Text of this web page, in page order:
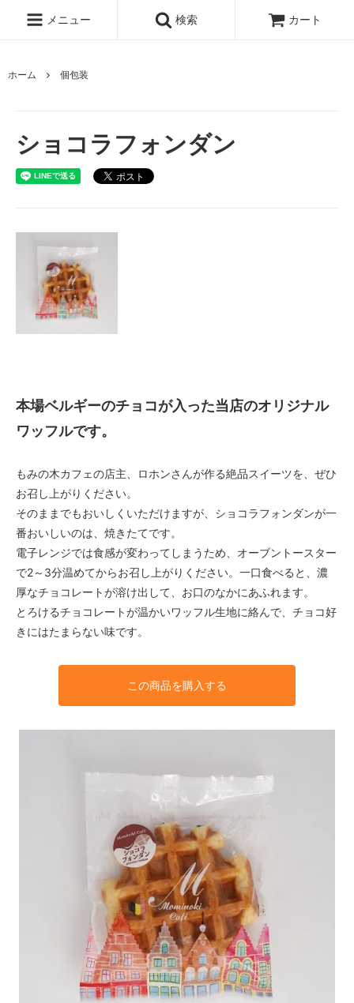
メニュー 検索 カート
ホーム 個包装
ショコラフォンダン
本場ベルギーのチョコが入った当店のオリジナル
ワッフルです。
もみの木カフェの店主、ロホンさんが作る絶品スイーツを、ぜひ
お召し上がりください。
そのままでもおいしくいただけますが、ショコラフォンダンが一
番おいしいのは、焼きたてです。
電子レンジでは食感が変わってしまうため、オーブントースター
で2～3分温めてからお召し上がりください。一口食べると、濃
厚なチョコレートが溶け出して、お口のなかにあふれます。
とろけるチョコレートが温かいワッフル生地に絡んで、チョコ好
きにはたまらない味です。
この商品を購入する